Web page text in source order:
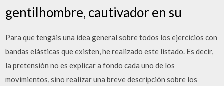
gentilhombre, cautivador en su
Para que tengáis una idea general sobre todos los ejercicios con
bandas elásticas que existen, he realizado este listado. Es decir,
la pretensión no es explicar a fondo cada uno de los
movimientos, sino realizar una breve descripción sobre los